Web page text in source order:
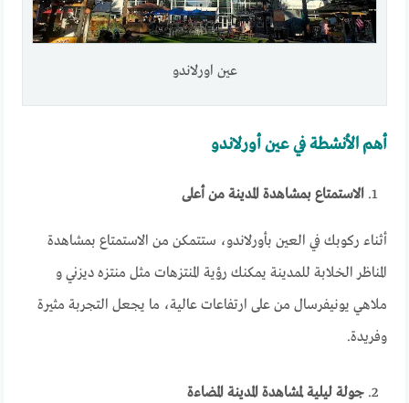
عين اورلاندو
أهم الأنشطة في عين أورلاندو
الاستمتاع بمشاهدة المدينة من أعلى
أثناء ركوبك في العين بأورلاندو، ستتمكن من الاستمتاع بمشاهدة
المناظر الخلابة للمدينة يمكنك رؤية المنتزهات مثل منتزه ديزني و
ملاهي يونيفرسال من على ارتفاعات عالية، ما يجعل التجربة مثيرة
وفريدة.
جولة ليلية لمشاهدة المدينة المضاءة